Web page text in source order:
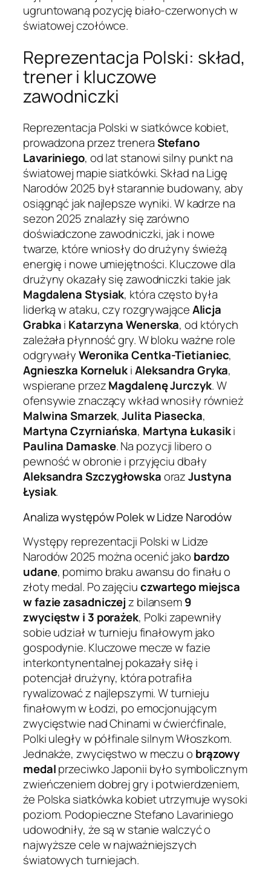
ugruntowaną pozycję biało-czerwonych w
światowej czołówce.
Reprezentacja Polski: skład,
trener i kluczowe
zawodniczki
Reprezentacja Polski w siatkówce kobiet,
prowadzona przez treneraStefano
Lavariniego, od lat stanowi silny punkt na
światowej mapie siatkówki. Skład na Ligę
Narodów 2025 był starannie budowany, aby
osiągnąć jak najlepsze wyniki. W kadrze na
sezon 2025 znalazły się zarówno
doświadczone zawodniczki, jak i nowe
twarze, które wniosły do drużyny świeżą
energię i nowe umiejętności. Kluczowe dla
drużyny okazały się zawodniczki takie jak
Magdalena Stysiak, która często była
liderką w ataku, czy rozgrywająceAlicja
Grabkai Katarzyna Wenerska, od których
zależała płynność gry. W bloku ważne role
odgrywałyWeronika Centka-Tietianiec,
Agnieszka KornelukiAleksandra Gryka,
wspierane przezMagdalenę Jurczyk. W
ofensywie znaczący wkład wnosiły również
Malwina Smarzek,Julita Piasecka,
Martyna Czyrniańska, Martyna Łukasiki
Paulina Damaske. Na pozycji libero o
pewność w obronie i przyjęciu dbały
Aleksandra SzczygłowskaorazJustyna
Łysiak.
Analiza występów Polek w Lidze Narodów
Występy reprezentacji Polski w Lidze
Narodów 2025 można ocenić jako bardzo
udane, pomimo braku awansu do finału o
złoty medal. Po zajęciuczwartego miejsca
w fazie zasadniczejz bilansem9
zwycięstw i 3 porażek, Polki zapewniły
sobie udział w turnieju finałowym jako
gospodynie. Kluczowe mecze w fazie
interkontynentalnej pokazały siłę i
potencjał drużyny, która potrafiła
rywalizować z najlepszymi. W turnieju
finałowym w Łodzi, po emocjonującym
zwycięstwie nad Chinami w ćwierćfinale,
Polki uległy w półfinale silnym Włoszkom.
Jednakże, zwycięstwo w meczu o brązowy
medalprzeciwko Japonii było symbolicznym
zwieńczeniem dobrej gry i potwierdzeniem,
że Polska siatkówka kobiet utrzymuje wysoki
poziom. Podopieczne Stefano Lavariniego
udowodniły, że są w stanie walczyć o
najwyższe cele w najważniejszych
światowych turniejach.